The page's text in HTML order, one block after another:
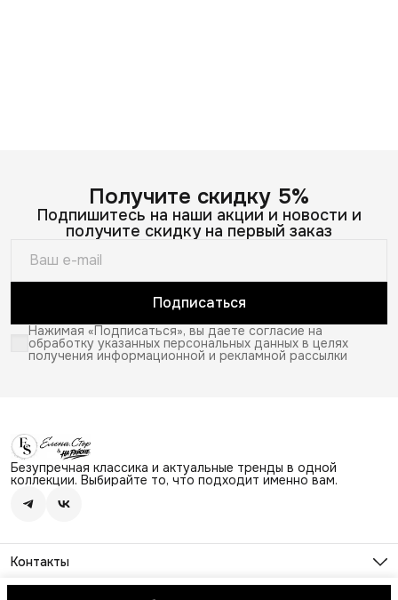
Получите скидку 5%
Подпишитесь на наши акции и новости и
получите скидку на первый заказ
Подписаться
Нажимая «Подписаться», вы даете согласие на
обработку указанных персональных данных в целях
получения информационной и рекламной рассылки
Безупречная классика и актуальные тренды в одной
коллекции. Выбирайте то, что подходит именно вам.
Контакты
Адрес
г. Москва, Ходынский бульвар 4, ТЦ Авиапарк, этаж 2,